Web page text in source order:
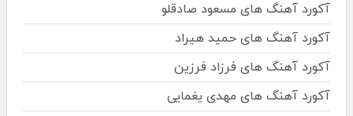
آکورد آهنگ های مسعود صادقلو
آکورد آهنگ های حمید هیراد
آکورد آهنگ های فرزاد فرزین
آکورد آهنگ های مهدی یغمایی